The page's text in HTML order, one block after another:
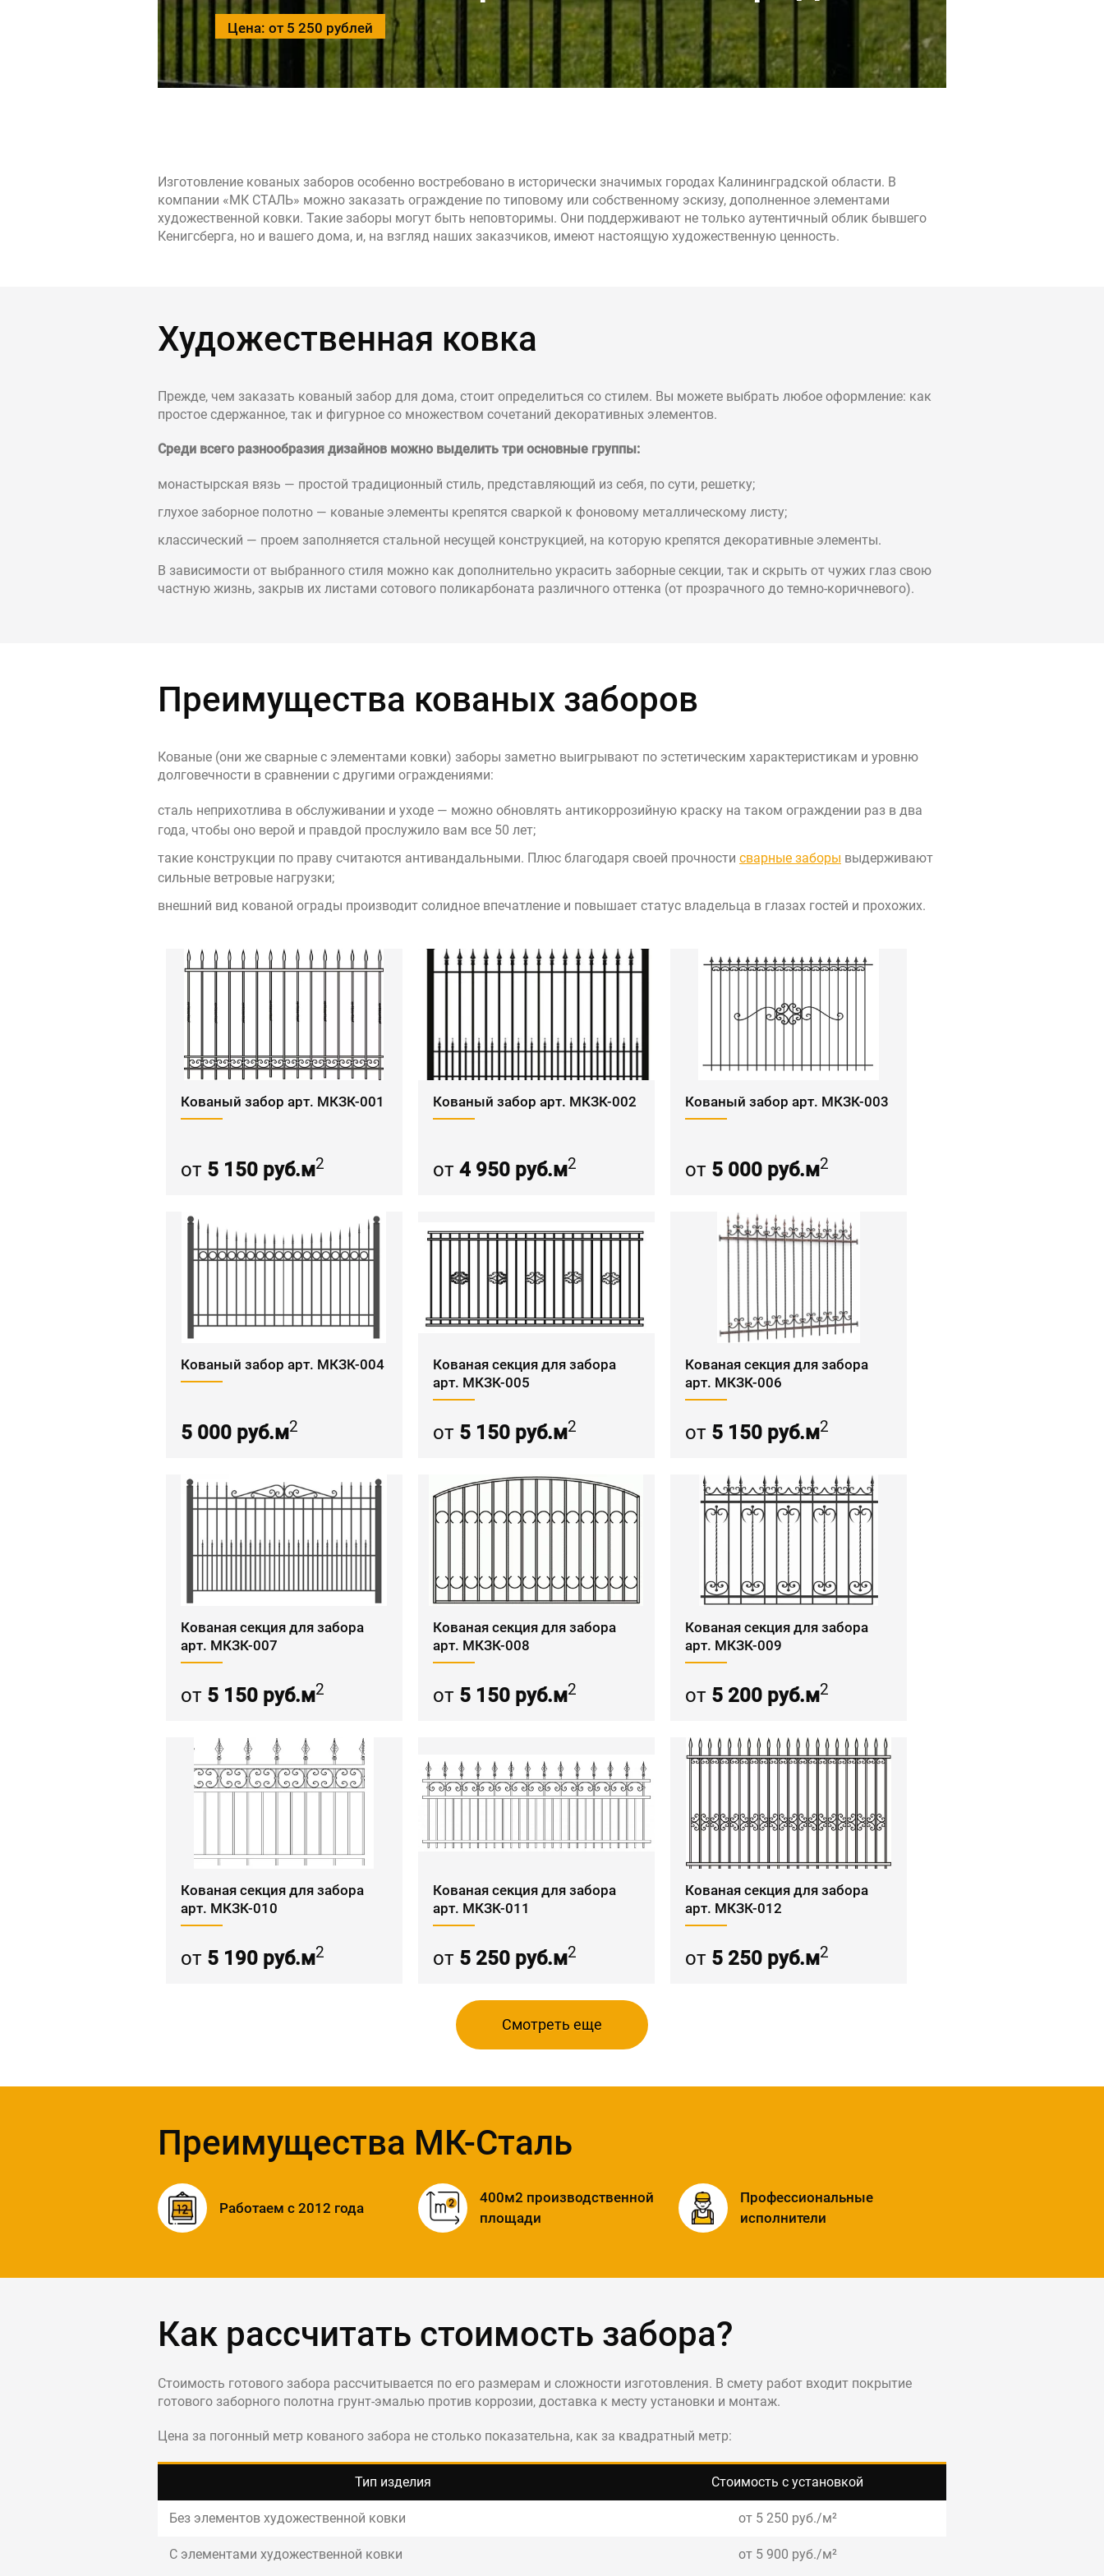
Интерьерные в стиле лофт
Двери
+7 (962) 257-27-70
Цена: от 5 250 рублей
Изготовление кованых заборов особенно востребовано в исторически значимых городах Калининградской области. В
компании «МК СТАЛЬ» можно заказать ограждение по типовому или собственному эскизу, дополненное элементами
художественной ковки. Такие заборы могут быть неповторимы. Они поддерживают не только аутентичный облик бывшего
Кенигсберга, но и вашего дома, и, на взгляд наших заказчиков, имеют настоящую художественную ценность.
Художественная ковка
Прежде, чем заказать кованый забор для дома, стоит определиться со стилем. Вы можете выбрать любое оформление: как
простое сдержанное, так и фигурное со множеством сочетаний декоративных элементов.
Среди всего разнообразия дизайнов можно выделить три основные группы:
монастырская вязь — простой традиционный стиль, представляющий из себя, по сути, решетку;
глухое заборное полотно — кованые элементы крепятся сваркой к фоновому металлическому листу;
классический — проем заполняется стальной несущей конструкцией, на которую крепятся декоративные элементы.
В зависимости от выбранного стиля можно как дополнительно украсить заборные секции, так и скрыть от чужих глаз свою
частную жизнь, закрыв их листами сотового поликарбоната различного оттенка (от прозрачного до темно-коричневого).
Преимущества кованых заборов
Кованые (они же сварные с элементами ковки) заборы заметно выигрывают по эстетическим характеристикам и уровню
долговечности в сравнении с другими ограждениями:
сталь неприхотлива в обслуживании и уходе — можно обновлять антикоррозийную краску на таком ограждении раз в два
года, чтобы оно верой и правдой прослужило вам все 50 лет;
такие конструкции по праву считаются антивандальными. Плюс благодаря своей прочности сварные заборы выдерживают
сильные ветровые нагрузки;
внешний вид кованой ограды производит солидное впечатление и повышает статус владельца в глазах гостей и прохожих.
Кованый забор арт. МКЗК-001
от 5 150 руб.м2
Кованый забор арт. МКЗК-002
от 4 950 руб.м2
Кованый забор арт. МКЗК-003
от 5 000 руб.м2
Кованый забор арт. МКЗК-004
5 000 руб.м2
Кованая секция для забора
арт. МКЗК-005
от 5 150 руб.м2
Кованая секция для забора
арт. МКЗК-006
от 5 150 руб.м2
Кованая секция для забора
арт. МКЗК-007
от 5 150 руб.м2
Кованая секция для забора
арт. МКЗК-008
от 5 150 руб.м2
Кованая секция для забора
арт. МКЗК-009
от 5 200 руб.м2
Кованая секция для забора
арт. МКЗК-010
от 5 190 руб.м2
Кованая секция для забора
арт. МКЗК-011
от 5 250 руб.м2
Кованая секция для забора
арт. МКЗК-012
от 5 250 руб.м2
Смотреть еще
Преимущества МК-Сталь
Работаем с 2012 года
400м2 производственной
площади
Профессиональные
исполнители
Как рассчитать стоимость забора?
Стоимость готового забора рассчитывается по его размерам и сложности изготовления. В смету работ входит покрытие
готового заборного полотна грунт-эмалью против коррозии, доставка к месту установки и монтаж.
Цена за погонный метр кованого забора не столько показательна, как за квадратный метр:
Тип изделия Стоимость с установкой
Без элементов художественной ковки от 5 250 руб./м²
С элементами художественной ковки от 5 900 руб./м²